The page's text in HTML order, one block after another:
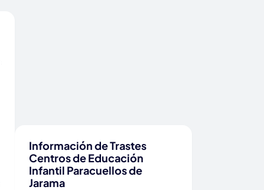
Información de Trastes
Centros de Educación
Infantil Paracuellos de
Jarama